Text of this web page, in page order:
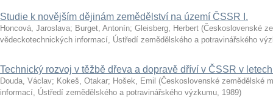
Studie k novějším dějinám zemědělství na území ČSSR I.
Honcová, Jaroslava; Burget, Antonín; Gleisberg, Herbert (Československé
vědeckotechnických informací, Ústředí zemědělského a potravinářského
Technický rozvoj v těžbě dřeva a dopravě dříví v ČSSR v
Douda, Václav; Kokeš, Otakar; Hošek, Emil (Československé zemědělské
informací, Ústředí zemědělského a potravinářského výzkumu, 1989)